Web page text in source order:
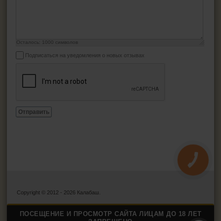
Осталось: 1000 символов
Подписаться на уведомления о новых отзывах
Отправить
Copyright © 2012 - 2026 Калабаш.
ПОСЕЩЕНИЕ И ПРОСМОТР САЙТА ЛИЦАМ ДО 18 ЛЕТ
КНОПКА
ЗВ'ЯЗКУ